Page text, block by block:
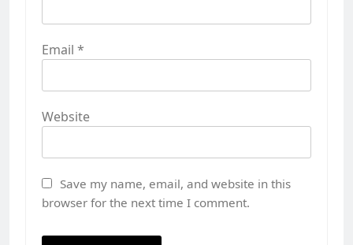
Email *
Website
Save my name, email, and website in this
browser for the next time I comment.